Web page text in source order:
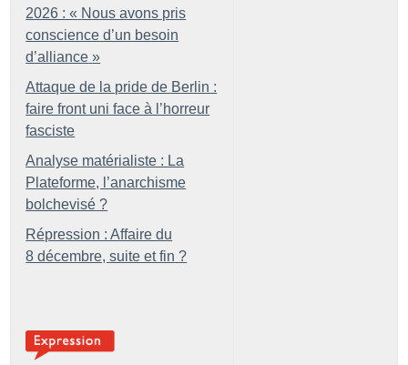
2026 : « Nous avons pris
conscience d’un besoin
d’alliance »
Attaque de la pride de Berlin :
faire front uni face à l’horreur
fasciste
Analyse matérialiste : La
Plateforme, l’anarchisme
bolchevisé ?
Répression : Affaire du
8 décembre, suite et fin ?